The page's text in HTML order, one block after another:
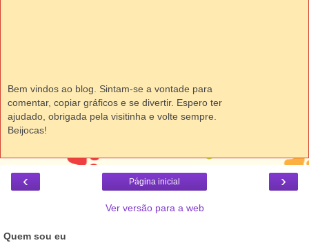
Bem vindos ao blog. Sintam-se a vontade para
comentar, copiar gráficos e se divertir. Espero ter
ajudado, obrigada pela visitinha e volte sempre.
Beijocas!
‹ ›
Página inicial
Ver versão para a web
Quem sou eu